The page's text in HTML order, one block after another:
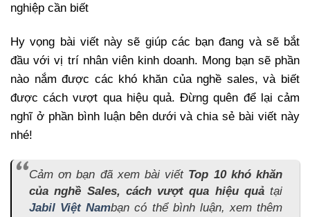
nghiệp cần biết
Hy vọng bài viết này sẽ giúp các bạn đang và sẽ bắt
đầu với vị trí nhân viên kinh doanh. Mong bạn sẽ phần
nào nắm được các khó khăn của nghề sales, và biết
được cách vượt qua hiệu quả. Đừng quên để lại cảm
nghĩ ở phần bình luận bên dưới và chia sẻ bài viết này
nhé!
Cảm ơn bạn đã xem bài viết Top 10 khó khăn
của nghề Sales, cách vượt qua hiệu quảtại
Jabil Việt Nambạn có thể bình luận, xem thêm